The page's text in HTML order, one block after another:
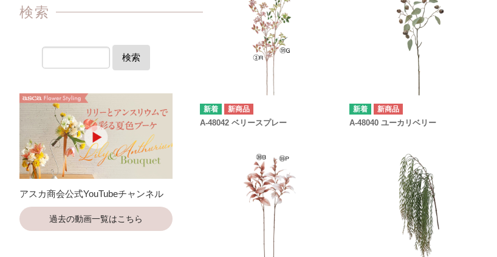
新商品
A-48042 ベリースプレー
新商品
A-48040 ユーカリベリー
検索
検索
アスカ商会公式YouTubeチャンネル
過去の動画一覧はこちら